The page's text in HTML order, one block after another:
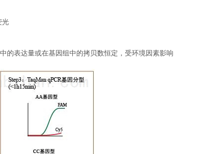
光
的表达量或在基因组中的拷贝数恒定，受环境因素影响